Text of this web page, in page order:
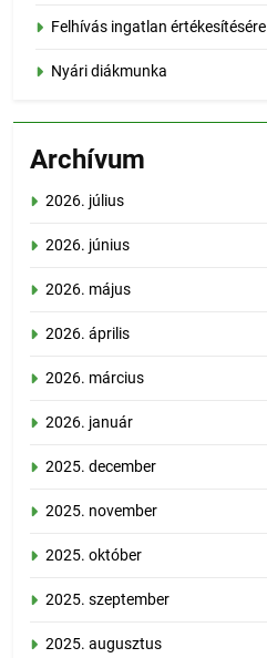
Felhívás ingatlan értékesítésére
Nyári diákmunka
Archívum
2026. július
2026. június
2026. május
2026. április
2026. március
2026. január
2025. december
2025. november
2025. október
2025. szeptember
2025. augusztus